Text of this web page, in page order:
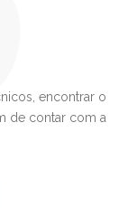
encontrar o
de contar com a